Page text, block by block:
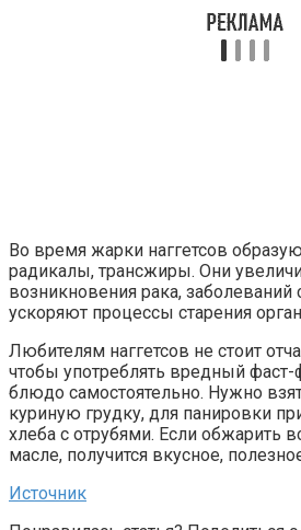
Во время жарки наггетсов
радикалы, трансжиры. Они
возникновения рака, заболеваний
ускоряют процессы старения
Любителям наггетсов не стоит
чтобы употреблять вредный
блюдо самостоятельно. Нужно
куриную грудку, для панировки
хлеба с отрубями. Если обжарить
масле, получится вкусное,
Источник